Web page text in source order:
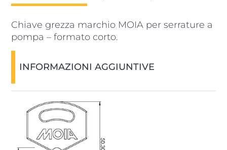
Chiave grezza marchio MOIA per serrature a
pompa – formato corto.
INFORMAZIONI AGGIUNTIVE